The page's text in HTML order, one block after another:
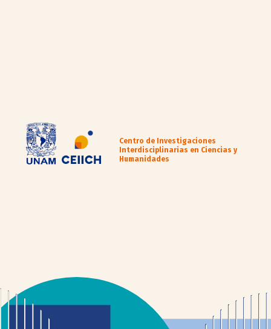
Centro de Investigaciones
Interdisciplinarias en Ciencias y
Humanidades